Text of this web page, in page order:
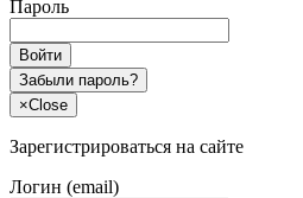
Пароль
Войти
Забыли пароль?
×Close
Зарегистрироваться на сайте
Логин (email)